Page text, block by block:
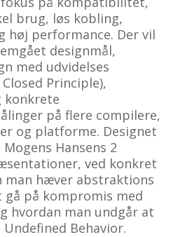
brug, løs kobling,
høj performance. Der vil
designmål,
med udvidelses
Principle),
konkrete
på flere compilere,
og platforme. Designet
Hansens 2
ved konkret
man hæver abstraktions
gå på kompromis med
hvordan man undgår at
Undefined Behavior.